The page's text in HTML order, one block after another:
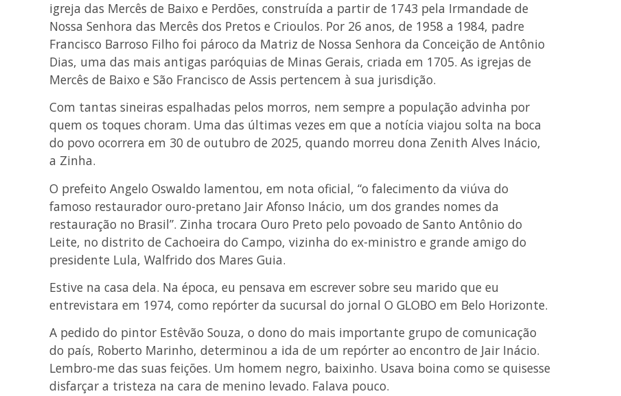
igreja das Mercês de Baixo e Perdões, construída a partir de 1743 pela Irmandade de
Nossa Senhora das Mercês dos Pretos e Crioulos. Por 26 anos, de 1958 a 1984, padre
Francisco Barroso Filho foi pároco da Matriz de Nossa Senhora da Conceição de Antônio
Dias, uma das mais antigas paróquias de Minas Gerais, criada em 1705. As igrejas de
Mercês de Baixo e São Francisco de Assis pertencem à sua jurisdição.
Com tantas sineiras espalhadas pelos morros, nem sempre a população advinha por
quem os toques choram. Uma das últimas vezes em que a notícia viajou solta na boca
do povo ocorrera em 30 de outubro de 2025, quando morreu dona Zenith Alves Inácio,
a Zinha.
O prefeito Angelo Oswaldo lamentou, em nota oficial, “o falecimento da viúva do
famoso restaurador ouro-pretano Jair Afonso Inácio, um dos grandes nomes da
restauração no Brasil”. Zinha trocara Ouro Preto pelo povoado de Santo Antônio do
Leite, no distrito de Cachoeira do Campo, vizinha do ex-ministro e grande amigo do
presidente Lula, Walfrido dos Mares Guia.
Estive na casa dela. Na época, eu pensava em escrever sobre seu marido que eu
entrevistara em 1974, como repórter da sucursal do jornal O GLOBO em Belo Horizonte.
A pedido do pintor Estêvão Souza, o dono do mais importante grupo de comunicação
do país, Roberto Marinho, determinou a ida de um repórter ao encontro de Jair Inácio.
Lembro-me das suas feições. Um homem negro, baixinho. Usava boina como se quisesse
disfarçar a tristeza na cara de menino levado. Falava pouco.